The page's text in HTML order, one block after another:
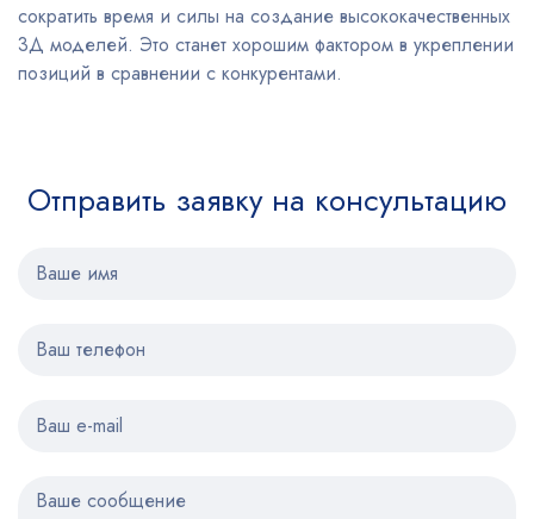
сократить время и силы на создание высококачественных
3Д моделей. Это станет хорошим фактором в укреплении
позиций в сравнении с конкурентами.
Отправить заявку на консультацию